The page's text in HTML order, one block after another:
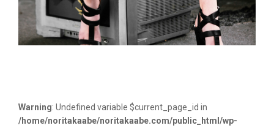
Warning: Undefined variable $current_page_id in
/home/noritakaabe/noritakaabe.com/public_html/wp-